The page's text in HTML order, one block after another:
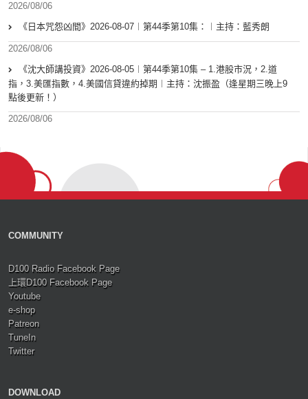
2026/08/06
《日本咒怨凶間》2026-08-07︱第44季第10集：︱主持：藍秀朗
2026/08/06
《沈大師講投資》2026-08-05︱第44季第10集 – 1.港股市況，2.道
指，3.美匯指數，4.美國信貸違約掉期︱主持：沈振盈（逢星期三晚上9
點後更新！）
2026/08/06
COMMUNITY
D100 Radio Facebook Page
上環D100 Facebook Page
Youtube
e-shop
Patreon
TuneIn
Twitter
DOWNLOAD